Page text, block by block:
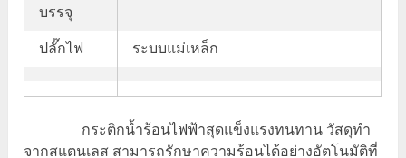
บรรจุ
ปลั๊กไฟ ระบบแม่เหล็ก
กระติกน้ำร้อนไฟฟ้าสุดแข็งแรงทนทาน วัสดุทำ
จากสแตนเลส สามารถรักษาความร้อนได้อย่างอัตโนมัติที่